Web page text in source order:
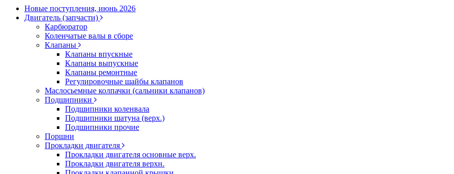
Новые поступления, июнь 2026
Двигатель (запчасти)
Карбюратор
Коленчатые валы в сборе
Клапаны
Клапаны впускные
Клапаны выпускные
Клапаны ремонтные
Регулировочные шайбы клапанов
Маслосьемные колпачки (сальники клапанов)
Подшипники
Подшипники коленвала
Подшипники шатуна (верх.)
Подшипники прочие
Поршни
Прокладки двигателя
Прокладки двигателя основные верх.
Прокладки двигателя верхн.